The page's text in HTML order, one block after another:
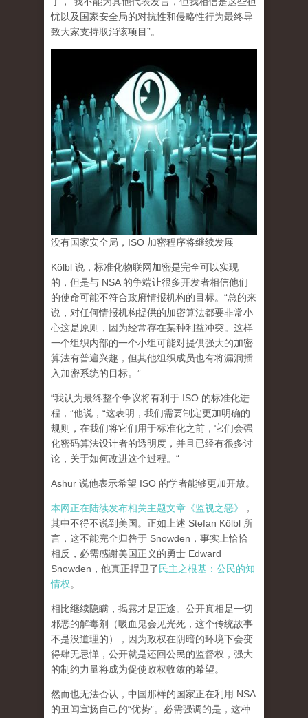
忧以及国家安全局的对抗性和侵略性行为最终导
致大家支持取消该项目”。
没有国家安全局，ISO 加密程序将继续发展
Kölbl 说，标准化物联网加密是完全可以实现
的，但是与 NSA 的争端让很多开发者相信他们
的使命可能不符合政府情报机构的目标。“总的来
说， 对任何情报机构提供的加密算法都要非常小
心这是原则，因为经常存在某种利益冲突。 这样
一个组织内部的一个小组可能对提供强大的加密
算法有普遍兴趣，但其他组织成员也有将漏洞插
入加密系统的目标。”
“我认为最终整个争议将有利于 ISO 的标准化进
程，”他说，“这表明，我们需要制定更加明确的
规则，在我们将它们用于标准化之前，它们会强
化密码算法设计者的透明度，并且已经有很多讨
论，关于如何改进这个过程。“
Ashur 说他表示希望 ISO 的学者能够更加开放。
本网正在陆续发布相关主题文章《监视之恶》
，
其中不得不说到美国。正如上述 Stefan Kölbl 所
言，这不能完全归咎于 Snowden，事实上恰恰
相反， 必需感谢美国正义的勇士 Edward
Snowden，他真正捍卫了 民主之根基：公民的知
情权。
相比继续隐瞒，揭露才是正途。公开真相是一切
邪恶的解毒剂（吸血鬼会见光死，这个传统故事
不是没道理的），因为政权在阴暗的环境下会变
得肆无忌惮，公开就是还回公民的监督权，强大
的制约力量将成为促使政权收敛的希望。
然而也无法否认，中国那样的国家正在利用 NSA
的丑闻宣扬自己的“优势”。必需强调的是，这种